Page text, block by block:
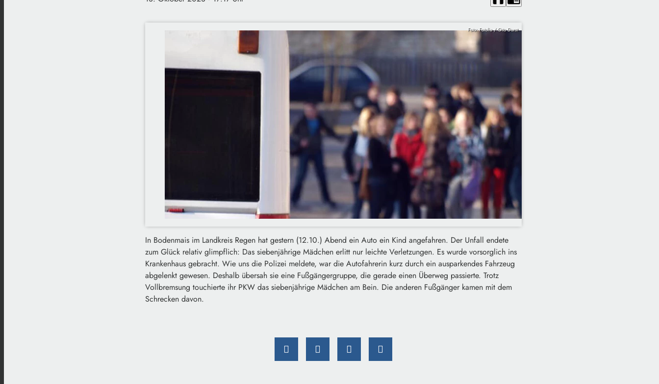
Foto: Fotolia / Otto Durst
In Bodenmais im Landkreis Regen hat gestern (12.10.) Abend ein Auto ein Kind angefahren. Der Unfall endete
zum Glück relativ glimpflich: Das siebenjährige Mädchen erlitt nur leichte Verletzungen. Es wurde vorsorglich ins
Krankenhaus gebracht. Wie uns die Polizei meldete, war die Autofahrerin kurz durch ein ausparkendes Fahrzeug
abgelenkt gewesen. Deshalb übersah sie eine Fußgängergruppe, die gerade einen Überweg passierte. Trotz
Vollbremsung touchierte ihr PKW das siebenjährige Mädchen am Bein. Die anderen Fußgänger kamen mit dem
Schrecken davon.